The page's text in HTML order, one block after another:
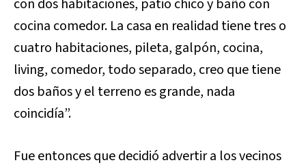
con dos habitaciones, patio chico y baño con
cocina comedor. La casa en realidad tiene tres o
cuatro habitaciones, pileta, galpón, cocina,
living, comedor, todo separado, creo que tiene
dos baños y el terreno es grande, nada
coincidía”.
Fue entonces que decidió advertir a los vecinos